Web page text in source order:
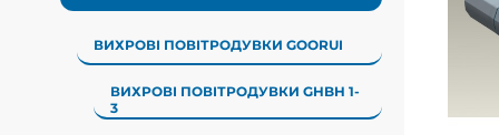
ВИХРОВІ ПОВІТРОДУВКИ GOORUI
ВИХРОВІ ПОВІТРОДУВКИ GHBH 1-
3